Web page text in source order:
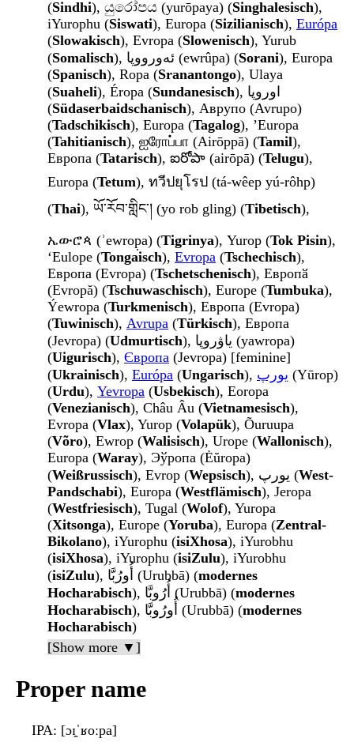
(Sindhi), යුරෝපය (yurōpaya) (Singhalesisch),
iYurophu (Siswati), Europa (Sizilianisch), Európa
(Slowakisch), Evropa (Slowenisch), Yurub
(Somalisch ), ئەورووپا (ewrûpa) (Sorani), Europa
(Spanisch), Ropa (Sranantongo), Ulaya
(Suaheli), Éropa (Sundanesisch), اوروپا
(Südaserbaidschanisch), Аврупо (Avrupo)
(Tadschikisch), Europa (Tagalog), ’Europa
(Tahitianisch), ஐரோப்பா (Airōppā) (Tamil),
Европа (Tatarisch), ఐరోపా (airōpā) (Telugu),
Europa (Tetum), ทวีปยุโรป (tá-wêep yú-rôhp)
(Thai), ཡོ་རོབ་གླིང་། (yo rob gling) (Tibetisch),
ኤውሮጳ (ʾewrop̣a) (Tigrinya), Yurop (Tok Pisin),
ʻEulope (Tongaisch), Evropa (Tschechisch),
Европа (Evropa) (Tschetschenisch), Европӑ
(Evropă) (Tschuwaschisch), Europe (Tumbuka),
Ýewropa (Turkmenisch), Европа (Evropa)
(Tuwinisch), Avrupa (Türkisch), Европа
(Jevropa) (Udmurtisch), ياۋروپا (yawropa)
(Uigurisch), Європа (Jevropa) [feminine]
(Ukrainisch), Európa (Ungarisch), یورپ (Yūrop)
(Urdu), Yevropa (Usbekisch), Eoropa
(Venezianisch), Châu Âu (Vietnamesisch),
Evropa (Vlax), Yurop (Volapük), Õuruupa
(Võro), Ewrop (Walisisch), Urope (Wallonisch),
Europa (Waray), Эўропа (Ėŭropa)
(Weißrussisch), Evrop (Wepsisch ), یورپ (West-
Pandschabi), Europa (Westflämisch), Jeropa
(Westfriesisch), Tugal (Wolof), Yuropa
(Xitsonga), Europe (Yoruba), Europa (Zentral-
Bikolano), iYurophu (isiXhosa), iYurobhu
(isiXhosa), iYurophu (isiZulu), iYurobhu
(isiZulu ), أُورُبَّا (Urubbā) (modernes
Hocharabisch
), أُرُوبَّا (Urubbā) (modernes
Hocharabisch
), أُورُوبَّا (Urubbā) (modernes
Hocharabisch)
[Show more ▼]
Proper name
IPA: [ɔɪ̯ˈʁoːpa]